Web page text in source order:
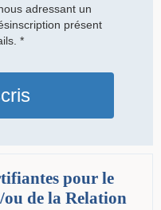
adressant un
présent
*
pour le
de la Relation